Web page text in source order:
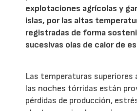
explotaciones agrícolas y
islas, por las altas
registradas de forma
sucesivas olas de calor de
Las temperaturas superiores
las noches tórridas están
pérdidas de producción,